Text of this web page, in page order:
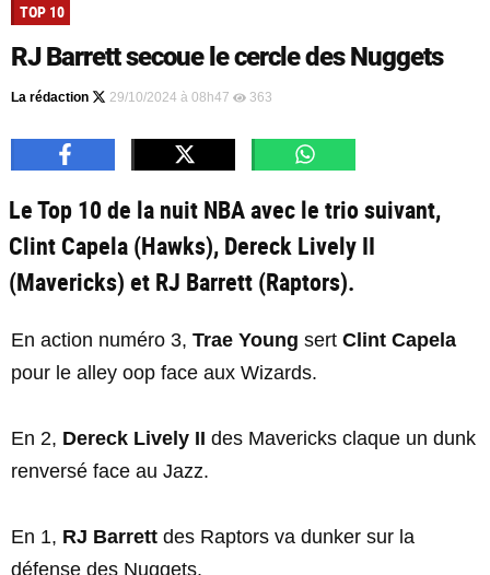
TOP 10
RJ Barrett secoue le cercle des Nuggets
La rédaction 29/10/2024 à 08h47 363
Le Top 10 de la nuit NBA avec le trio suivant,
Clint Capela (Hawks), Dereck Lively II
(Mavericks) et RJ Barrett (Raptors).
En action numéro 3, Trae Young sert Clint Capela
pour le alley oop face aux Wizards.
En 2, Dereck Lively II des Mavericks claque un dunk
renversé face au Jazz.
En 1, RJ Barrett des Raptors va dunker sur la
défense des Nuggets.